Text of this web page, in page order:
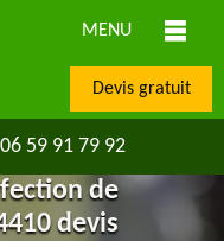
MENU
Devis gratuit
06 59 91 79 92
de
devis